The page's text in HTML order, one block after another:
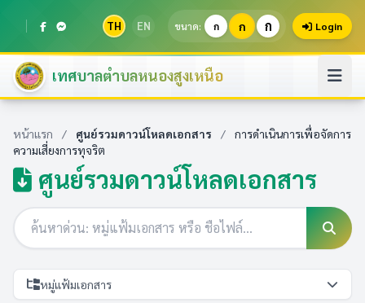
TH EN ขนาด: ก ก ก Login
เทศบาลตำบลหนองสูงเหนือ
หน้าแรก / ศูนย์รวมดาวน์โหลดเอกสาร /
การดำเนินการเพื่อจัดการ
ความเสี่ยงการทุจริต
ศูนย์รวมดาวน์โหลดเอกสาร
หมู่แฟ้มเอกสาร